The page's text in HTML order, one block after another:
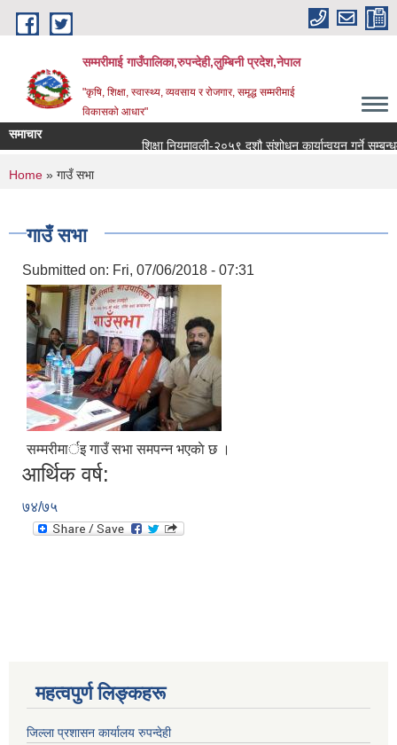
Skip to main content
सम्मरीमाई गाउँपालिका,रुपन्देही,लुम्बिनी प्रदेश,नेपाल
"कृषि, शिक्षा, स्वास्थ्य, व्यवसाय र रोजगार, समृद्ध सम्मरीमाई
विकासको आधार"
समाचार
शिक्षा नियमावली-२०५९ दशौ संशोधन कार्यान्वयन गर्ने सम्बन्धमा
You are here
Home » गाउँ सभा
गाउँ सभा
Submitted on: Fri, 07/06/2018 - 07:31
सम्मरीमार्इ गाउँ सभा समपन्न भएकाे छ ।
आर्थिक वर्ष:
७४/७५
महत्वपुर्ण लिङ्कहरू
जिल्ला प्रशासन कार्यालय रुपन्देही